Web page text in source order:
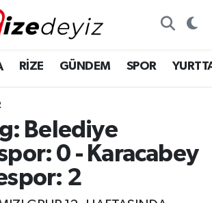
RİZE GÜNDEM SPOR
Belediye
0 - Karacabey
2
Haritası
Durumu ve Fikstür